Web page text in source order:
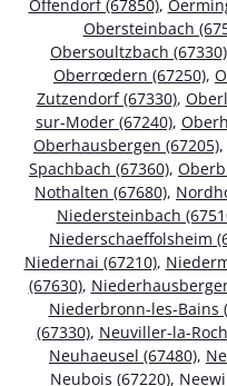
Offendorf (67850),
Obersteinbach
Obersoultzbach (67330)
Oberrœdern (67250),
Zutzendorf (67330),
sur-Moder (67240),
Oberhausbergen (67205),
Spachbach (67360),
Nothalten (67680),
Niedersteinbach
Niederschaeffolsheim
Niedernai (67210),
(67630),
Niederbronn-les-Bains
(67330), Neuviller-la-
Neuhaeusel (67480),
Neubois (67220),